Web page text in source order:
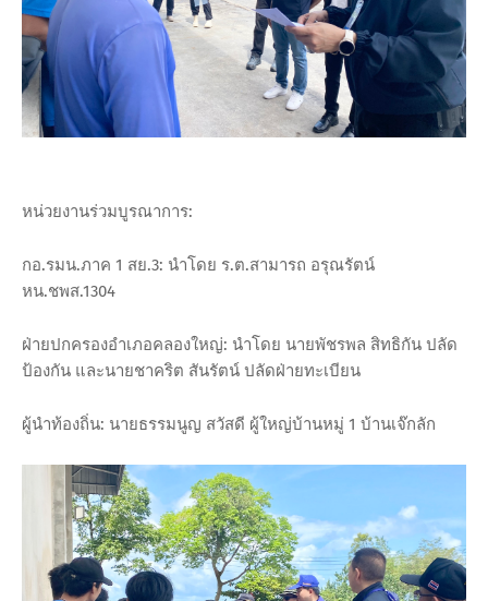
หน่วยงานร่วมบูรณาการ:
กอ.รมน.ภาค 1 สย.3: นำโดย ร.ต.สามารถ อรุณรัตน์
หน.ชพส.1304
ฝ่ายปกครองอำเภอคลองใหญ่: นำโดย นายพัชรพล สิทธิกัน ปลัด
ป้องกัน และนายชาคริต สันรัตน์ ปลัดฝ่ายทะเบียน
ผู้นำท้องถิ่น: นายธรรมนูญ สวัสดี ผู้ใหญ่บ้านหมู่ 1 บ้านเจ๊กลัก